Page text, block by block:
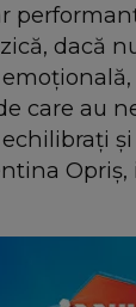
dacă
care au